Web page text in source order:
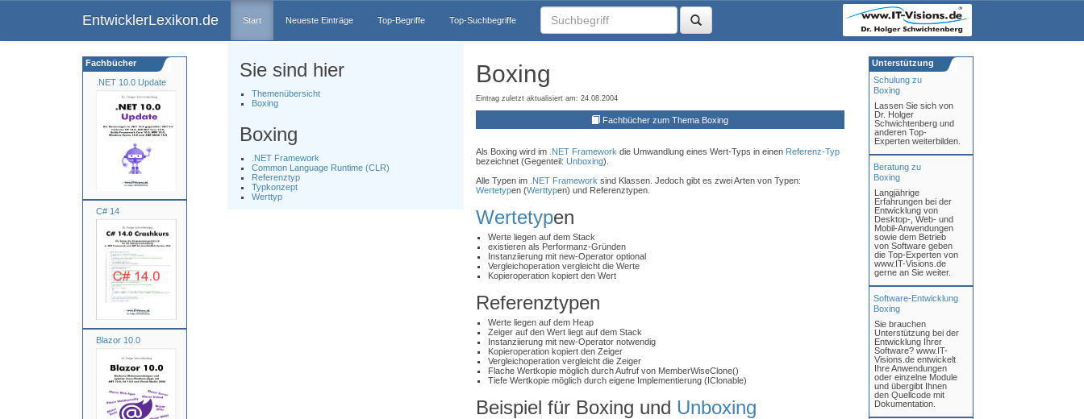
EntwicklerLexikon.de Start Neueste Einträge Top-Begriffe Top-Suchbegriffe
.NET 10.0 Update
C# 14
Blazor 10.0
Fachbücher Sie sind hier
Themenübersicht
Boxing
Boxing
.NET Framework
Common Language Runtime (CLR)
Referenztyp
Typkonzept
Werttyp
Boxing
Eintrag zuletzt aktualisiert am: 24.08.2004
Fachbücher zum Thema Boxing
Als Boxing wird im .NET Framework die Umwandlung eines Wert-Typs in einen Referenz-Typ
bezeichnet (Gegenteil: Unboxing).
Alle Typen im .NET Framework sind Klassen. Jedoch gibt es zwei Arten von Typen:
Wertetypen (Werttypen) und Referenztypen.
Wertetypen
Werte liegen auf dem Stack
existieren als Performanz-Gründen
Instanziierung mit new-Operator optional
Vergleichoperation vergleicht die Werte
Kopieroperation kopiert den Wert
Referenztypen
Werte liegen auf dem Heap
Zeiger auf den Wert liegt auf dem Stack
Instanziierung mit new-Operator notwendig
Kopieroperation kopiert den Zeiger
Vergleichoperation vergleicht die Zeiger
Flache Wertkopie möglich durch Aufruf von MemberWiseClone()
Tiefe Wertkopie möglich durch eigene Implementierung (IClonable)
Beispiel für Boxing und Unboxing
Schulung zu
Boxing
Lassen Sie sich von
Dr. Holger
Schwichtenberg und
anderen Top-
Experten weiterbilden.
Beratung zu
Boxing
Langjährige
Erfahrungen bei der
Entwicklung von
Desktop-, Web- und
Mobil-Anwendungen
sowie dem Betrieb
von Software geben
die Top-Experten von
www.IT-Visions.de
gerne an Sie weiter.
Software-Entwicklung
Boxing
Sie brauchen
Unterstützung bei der
Entwicklung Ihrer
Software? www.IT-
Visions.de entwickelt
Ihre Anwendungen
oder einzelne Module
und übergibt Ihnen
den Quellcode mit
Dokumentation.
Unterstützung